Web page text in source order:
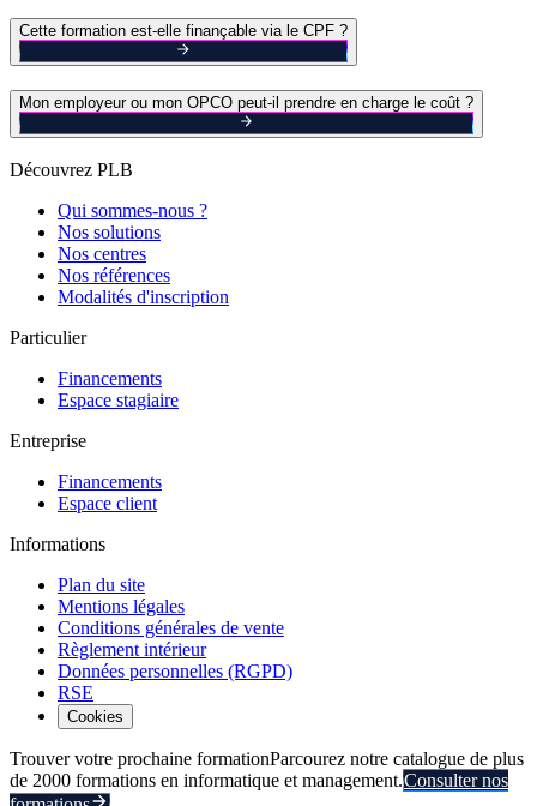
Cette formation est-elle finançable via le CPF ?
Mon employeur ou mon OPCO peut-il prendre en charge le coût ?
Découvrez PLB
Qui sommes-nous ?
Nos solutions
Nos centres
Nos références
Modalités d'inscription
Particulier
Financements
Espace stagiaire
Entreprise
Financements
Espace client
Informations
Plan du site
Mentions légales
Conditions générales de vente
Règlement intérieur
Données personnelles (RGPD)
RSE
Cookies
Trouver votre prochaine formationParcourez notre catalogue de plus
de 2000 formations en informatique et management.Consulter nos